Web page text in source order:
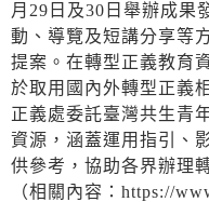
月29日及30日舉辦成果
動、導覽及短講分享等
提案。在轉型正義教育
於取用國內外轉型正義
正義處委託臺灣共生青
資源，涵蓋運用指引、
供參考，協助各界辦理
（相關內容：https://